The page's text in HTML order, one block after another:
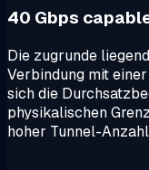
40 Gbps
Die zugrunde
Verbindung mit
sich die
physikalischen
hoher Tunnel-